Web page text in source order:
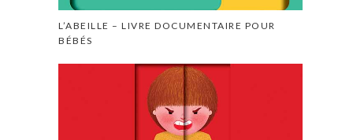
L’ABEILLE – LIVRE DOCUMENTAIRE POUR
BÉBÉS